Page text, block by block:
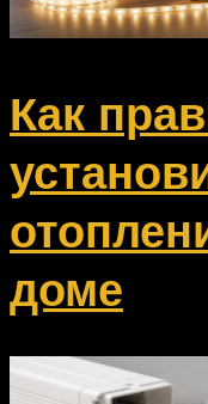
Как
доме